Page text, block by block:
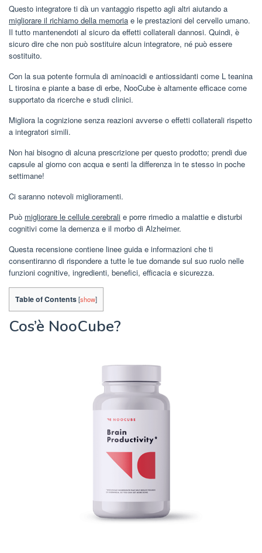
Questo integratore ti dà un vantaggio rispetto agli altri aiutando a
migliorare il richiamo della memoria e le prestazioni del cervello umano.
Il tutto mantenendoti al sicuro da effetti collaterali dannosi. Quindi, è
sicuro dire che non può sostituire alcun integratore, né può essere
sostituito.
Con la sua potente formula di aminoacidi e antiossidanti come L teanina
L tirosina e piante a base di erbe, NooCube è altamente efficace come
supportato da ricerche e studi clinici.
Migliora la cognizione senza reazioni avverse o effetti collaterali rispetto
a integratori simili.
Non hai bisogno di alcuna prescrizione per questo prodotto; prendi due
capsule al giorno con acqua e senti la differenza in te stesso in poche
settimane!
Ci saranno notevoli miglioramenti.
Può migliorare le cellule cerebrali e porre rimedio a malattie e disturbi
cognitivi come la demenza e il morbo di Alzheimer.
Questa recensione contiene linee guida e informazioni che ti
consentiranno di rispondere a tutte le tue domande sul suo ruolo nelle
funzioni cognitive, ingredienti, benefici, efficacia e sicurezza.
Table of Contents[show]
Cos’è NooCube?